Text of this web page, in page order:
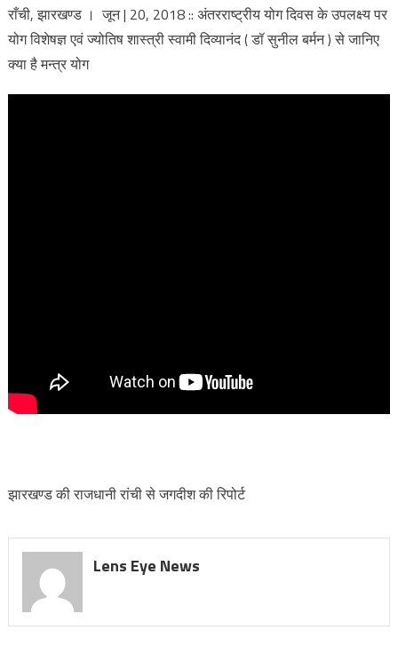
राँची, झारखण्ड । जून | 20, 2018 :: अंतरराष्ट्रीय योग दिवस के उपलक्ष्य पर
योग विशेषज्ञ एवं ज्योतिष शास्त्री स्वामी दिव्यानंद ( डॉ सुनील बर्मन ) से जानिए
क्या है मन्त्र योग
झारखण्ड की राजधानी रांची से जगदीश की रिपोर्ट
Lens Eye News